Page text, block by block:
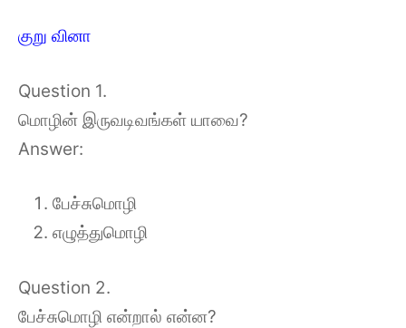
குறு வினா
Question 1.
மொழின் இருவடிவங்கள் யாவை?
Answer:
பேச்சுமொழி
எழுத்துமொழி
Question 2.
பேச்சுமொழி என்றால் என்ன?